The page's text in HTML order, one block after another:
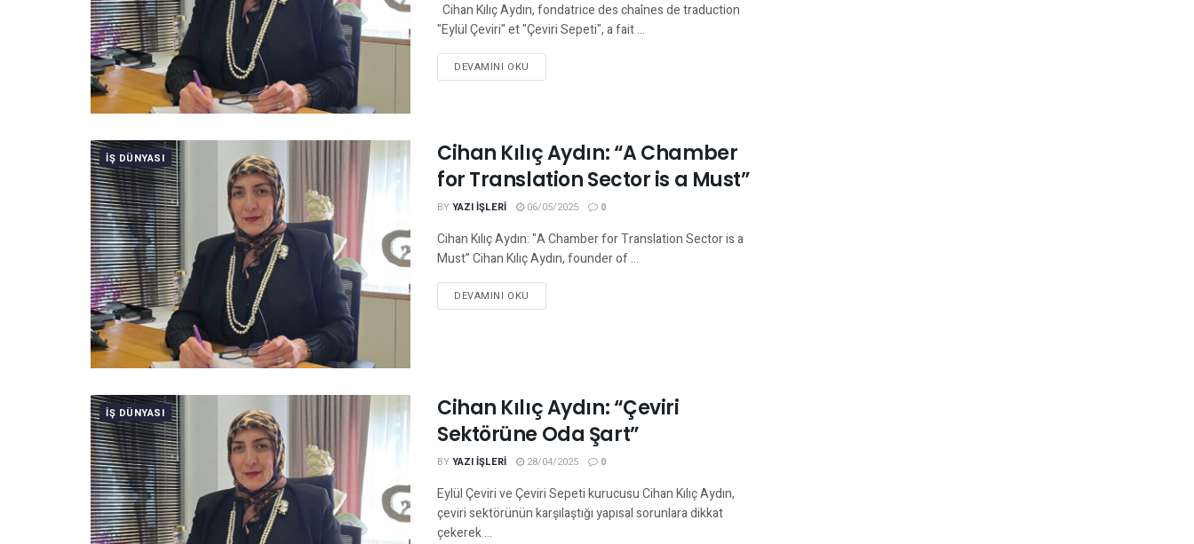
Cihan Kılıç Aydın, fondatrice des chaînes de traduction
"Eylül Çeviri" et "Çeviri Sepeti", a fait ...
DEVAMINI OKU
IŞ DÜNYASI
Cihan Kılıç Aydın: “A Chamber
for Translation Sector is a Must”
BYYAZI IŞLERI 06/05/2025 0
Cihan Kılıç Aydın: "A Chamber for Translation Sector is a
Must” Cihan Kılıç Aydın, founder of ...
DEVAMINI OKU
IŞ DÜNYASI
Cihan Kılıç Aydın: “Çeviri
Sektörüne Oda Şart”
BYYAZI IŞLERI 28/04/2025 0
Eylül Çeviri ve Çeviri Sepeti kurucusu Cihan Kılıç Aydın,
çeviri sektörünün karşılaştığı yapısal sorunlara dikkat
çekerek ...